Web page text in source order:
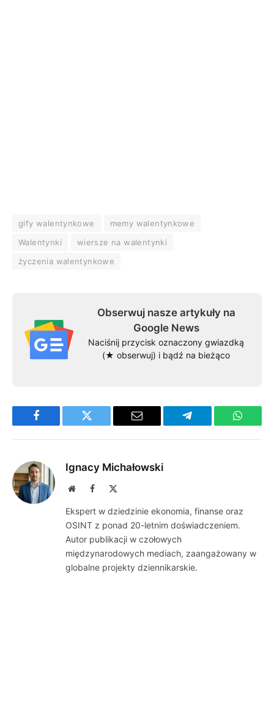
gify walentynkowe
memy walentynkowe
Walentynki
wiersze na walentynki
życzenia walentynkowe
Obserwuj nasze artykuły na
Google News
Naciśnij przycisk oznaczony gwiazdką
(★ obserwuj) i bądź na bieżąco
Facebook Twitter Email Telegram
Ignacy Michałowski
WebsiteFacebook
Ekspert w dziedzinie ekonomia, finanse oraz
OSINT z ponad 20-letnim doświadczeniem.
Autor publikacji w czołowych
międzynarodowych mediach, zaangażowany w
globalne projekty dziennikarskie.